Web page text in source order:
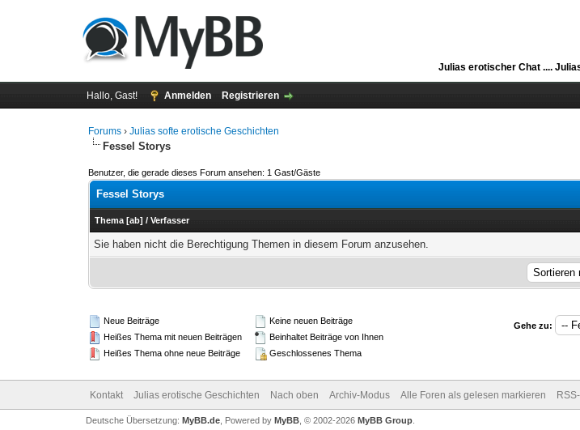
Julias erotischer Chat ....
Hallo, Gast! Anmelden Registrieren
Forums ›Julias softe erotische Geschichten
Fessel Storys
Benutzer, die gerade dieses Forum ansehen: 1 Gast/Gäste
Fessel Storys
Thema [ab] /Verfasser
Sie haben nicht die Berechtigung Themen in diesem Forum anzusehen.
Neue Beiträge
Heißes Thema mit neuen Beiträgen
Heißes Thema ohne neue Beiträge
Keine neuen Beiträge
Beinhaltet Beiträge von Ihnen
Geschlossenes Thema
Gehe zu:
Kontakt Julias erotische Geschichten Nach oben Archiv-Modus Alle Foren als gelesen markieren
Deutsche Übersetzung: MyBB.de, Powered by MyBB, © 2002-2026 MyBB Group.